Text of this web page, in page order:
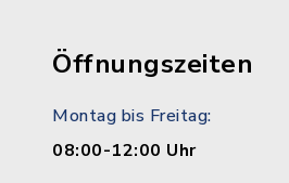
Öffnungszeiten
Montag bis Freitag:
08:00-12:00 Uhr